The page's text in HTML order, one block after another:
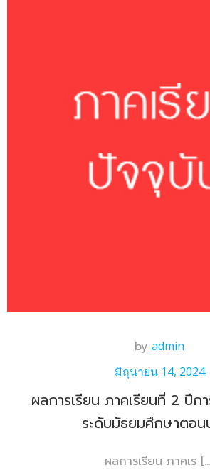
by admin
มิถุนายน 14, 2024
ผลการเรียน ภาคเรียนที่ 2 ปีก
ระดับมัธยมศึกษาตอน
ผลการเรียน ภาคเร